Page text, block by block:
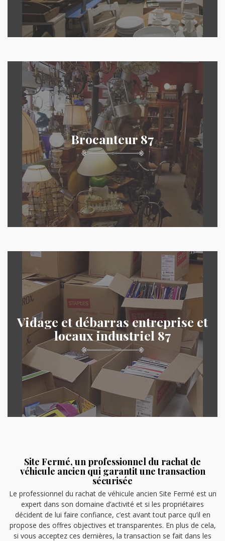
Brocanteur 87
Vidage et débarras entreprise et
locaux industriel 87
Site Fermé, un professionnel du rachat de
véhicule ancien qui garantit une transaction
sécurisée
Le professionnel du rachat de véhicule ancien Site Fermé est un
expert dans son domaine d’activité et si les propriétaires
décident de lui faire confiance, c’est avant tout parce qu’il en
propose des offres objectives et transparentes. En plus de cela,
si vous acceptez ces dernières, la transaction se fait dans les